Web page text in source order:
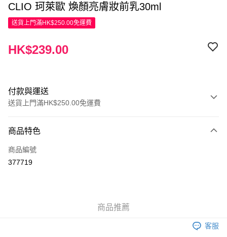
CLIO 珂萊歐 煥顏亮膚妝前乳30ml
送貨上門滿HK$250.00免運費
HK$239.00
付款與運送
送貨上門滿HK$250.00免運費
信用卡
Apple Pay
商品特色
商品編號
377719
商品推薦
客服